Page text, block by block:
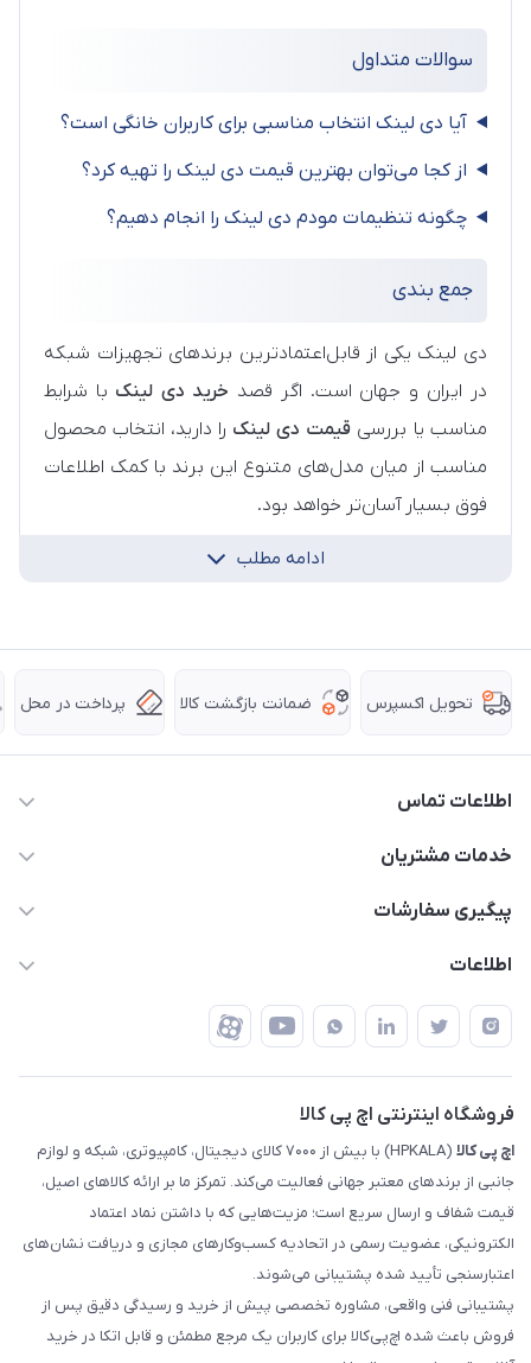
سوالات متداول
آیا دی لینک انتخاب مناسبی برای کاربران خانگی است؟
از کجا می‌توان بهترین قیمت دی لینک را تهیه کرد؟
چگونه تنظیمات مودم دی لینک را انجام دهیم؟
جمع‌ بندی
دی لینک یکی از قابل‌اعتمادترین برندهای تجهیزات شبکه
در ایران و جهان است. اگر قصد خرید دی لینک با شرایط
مناسب یا بررسی قیمت دی لینک را دارید، انتخاب محصول
مناسب از میان مدل‌های متنوع این برند با کمک اطلاعات
فوق بسیار آسان‌تر خواهد بود.
ادامه مطلب
تحویل اکسپرس ضمانت بازگشت کالا پرداخت در محل
اطلاعات تماس
63 0000 43 - 021
تهران - طبقه سوم تجاری - پلاک 11014
خدمات مشتریان
قوانین و مقررات
ضمانت اصالت کالا
پیگیری سفارشات
رهگیری مرسولات پست
رهگیری مرسولات چاپار
رهگیری مرسولات ماهکس
اطلاعات
درباره ما
تماس با ما
فروشگاه اینترنتی اچ پی کالا
اچ‌ پی‌ کالا
(HPKALA) با بیش از ۷۰۰۰ کالای دیجیتال، کامپیوتری، شبکه و لوازم
جانبی از برندهای معتبر جهانی فعالیت می‌کند. تمرکز ما بر ارائه کالاهای اصیل،
قیمت شفاف و ارسال سریع است؛ مزیت‌هایی که با داشتن نماد اعتماد
الکترونیکی، عضویت رسمی در اتحادیه کسب‌وکارهای مجازی و دریافت نشان‌های
اعتبارسنجی تأیید شده پشتیبانی می‌شوند.
پشتیبانی فنی واقعی، مشاوره تخصصی پیش از خرید و رسیدگی دقیق پس از
فروش باعث شده اچ‌پی‌کالا برای کاربران یک مرجع مطمئن و قابل اتکا در خرید